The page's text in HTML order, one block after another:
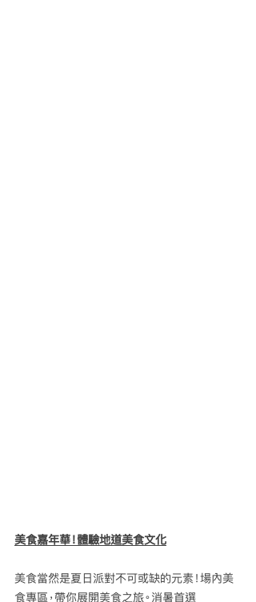
美食嘉年華！體驗地道美食文化
美食當然是夏日派對不可或缺的元素！場內美
食專區，帶你展開美食之旅。消暑首選